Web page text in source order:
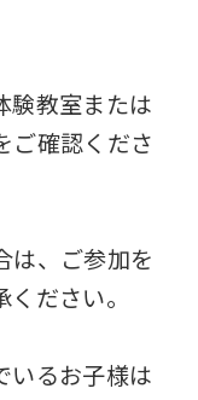
験教室または
ご確認くださ
は、ご参加を
ださい。
いるお子様は